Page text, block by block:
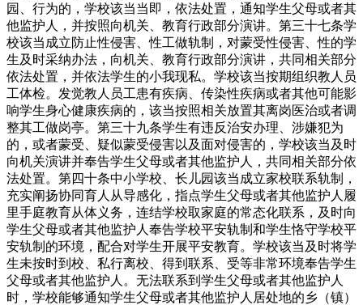
园、行为的，学校该当当即，依法处置，通知学生父母或者其
他监护人，并按照向机关、教育行政部分演讲。第三十七条学
校该当成立防止性侵害、性工做轨制，对蒙受性侵害、性的学
生及时采纳办法，向机关、教育行政部分演讲，共同相关部分
依法处置，并依法学生的小我现私。学校该当按期组织教人员
工体检。发觉教人员工患有疾病、传染性疾病或者其他可能影
响学生身心健康疾病的，该当按照相关放置其离岗医治或者调
整其工做岗亭。第三十九条学生有违反治安办理、涉嫌犯为
的，或者蒙受、疑似蒙受侵害以及面对侵害的，学校该当及时
向机关演讲并奉告学生父母或者其他监护人，共同相关部分依
法处置。第四十条中小学校、长儿园该当成立家校联系轨制，
充实阐扬协同育人从导感化，指点学生父母或者其他监护人履
里手庭教育从体义务，连结学校取家庭的常态化联系，及时向
学生父母或者其他监护人奉告学校平安轨制和学生恪守学校平
安轨制的环境，配合对学生开展平安教育。学校该当及时将学
生未按时到校、私行离校、得到联系、受等非常环境奉告学生
父母或者其他监护人。无法联系到学生父母或者其他监护人
时，学校能够通知学生父母或者其他监护人居处地的乡（镇）